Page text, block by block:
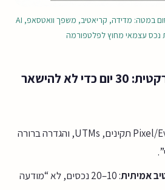
צ’קליסט תוכנית 30 יום לפרסום במטה: מדידה, קריאטיב, משפך וואטסאפ, AI
נכס עצמאי מחוץ לפלטפורמה
5) תוכנית פעולה פרקטית: 30 יום כדי לא להישאר
: Pixel/Events תקינים, UTMs, והגדרה ברורה
אמיתית
: 10–20 נכסים, לא “מודעה